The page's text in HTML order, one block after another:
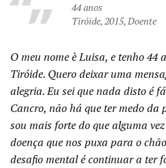
44 anos
Tiróide, 2015, Doente
O meu nome è Luisa, e tenho
Tiróide. Quero deixar uma
alegria. Eu sei que nada disto é
Cancro, não há que ter medo da
sou mais forte do que alguma
doença que nos puxa para o
desafio mental é continuar a ter